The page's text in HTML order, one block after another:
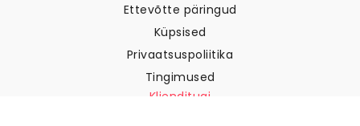
Ettevõtte päringud
Küpsised
Privaatsuspoliitika
Tingimused
Klienditugi